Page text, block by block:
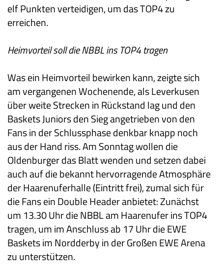
elf Punkten verteidigen, um das TOP4 zu
erreichen.
Heimvorteil soll die NBBL ins TOP4 tragen
Was ein Heimvorteil bewirken kann, zeigte sich
am vergangenen Wochenende, als Leverkusen
über weite Strecken in Rückstand lag und den
Baskets Juniors den Sieg angetrieben von den
Fans in der Schlussphase denkbar knapp noch
aus der Hand riss. Am Sonntag wollen die
Oldenburger das Blatt wenden und setzen dabei
auch auf die bekannt hervorragende Atmosphäre
der Haarenuferhalle (Eintritt frei), zumal sich für
die Fans ein Double Header anbietet: Zunächst
um 13.30 Uhr die NBBL am Haarenufer ins TOP4
tragen, um im Anschluss ab 17 Uhr die EWE
Baskets im Nordderby in der Großen EWE Arena
zu unterstützen.